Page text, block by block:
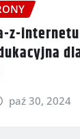
z-
paź 30, 2024